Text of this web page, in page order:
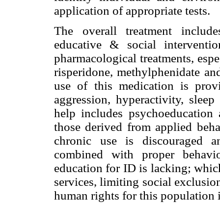
application of appropriate tests.
The overall treatment
educative & social
pharmacological treatments,
risperidone, methylphenidate
use of this medication is
aggression, hyperactivity,
help includes psychoeducation
those derived from applied
chronic use is discouraged
combined with proper
education for ID is lacking;
services, limiting social
human rights for this population